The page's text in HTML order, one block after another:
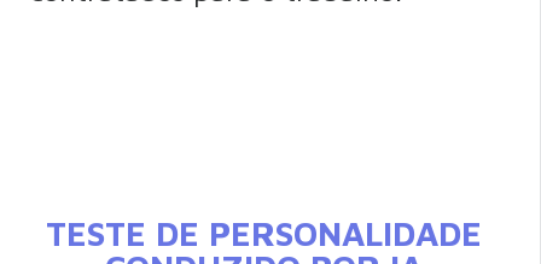
TESTE DE PERSONALIDADE